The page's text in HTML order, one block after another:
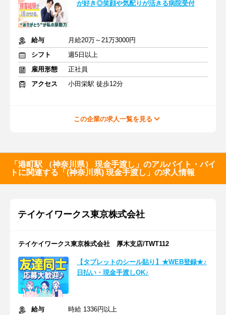
が好き◎笑顔や気配りが活きる病院受付
給与
月給20万～21万3000円
シフト
週5日以上
雇用形態
正社員
アクセス
小田栄駅 徒歩12分
この企業の求人一覧を見る
「港町駅 （神奈川県） 現金手渡し」のアルバイト・バイ
トに関連する「(神奈川県) 現金手渡し」の求人情報
テイケイワークス東京株式会社
テイケイワークス東京株式会社 厚木支店/TWT112
【タブレットのシール貼り】★WEB登録★♪
日払い・現金手渡しOK♪
給与
時給 1336円以上